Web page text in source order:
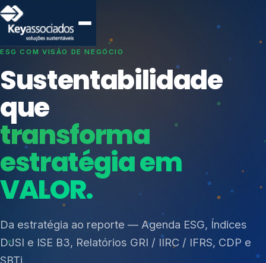
SISTEMAS DE GESTÃO OTIMIZADOS E INTEGRADOS
Conformidade que
protege seu
negócio.
Consultoria, auditoria e treinamentos em ISO 27001,
ISO 27701, ISO 42001, ISO 37001, ISO 9001, ISO
14001, ISO 45001, ONA e PNQ — Gestão de
resíduos sólidos (PGRS/PMGRS).
Índices de Mercado
Mudanças Climáticas
Reputação e Cadeia
Reporte Regulatório